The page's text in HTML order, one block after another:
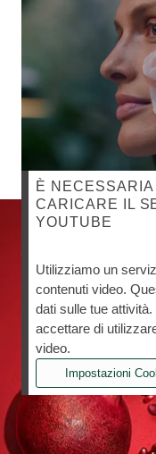
È
CARICARE IL
YOUTUBE
Utilizziamo un
contenuti video.
dati sulle tue
accettare di
video.
Impostazioni